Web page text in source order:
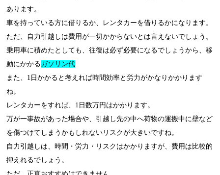
あります。
車を持っている方に借りるか、レンタカーを借りるかになります。
ただ、自力引越しは費用が一切かからないとは言えないでしょう。
乗用車に積めたとしても、往復は必ず必要になるでしょうから、移
動にかかるガソリン代
また、1日かかると考えれば時間効率と労力がかなりかかります
ね。
レンタカーをすれば、1日数万円はかかります。
万が一事故があった場合や、引越し先の中へ荷物の運搬中に壁など
を傷つけてしまうかもしれないリスクが大きいですね。
自力引越しは、時間・労力・リスクはかかりますが、費用は比較的
抑えれるでしょう。